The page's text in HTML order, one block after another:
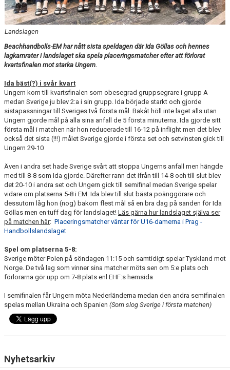
HANDBOLL PLAY
Landslagen
Beachhandbolls-EM har nått sista speldagen där Ida Göllas och hennes
lagkamrater i landslaget ska spela placeringsmatcher efter att förlorat
kvartsfinalen mot starka Ungern.
Ida bäst(?) i svår kvart
Ungern kom till kvartsfinalen som obesegrad gruppsegrare i grupp A
medan Sverige ju blev 2:a i sin grupp. Ida började starkt och gjorde
sistapassningar till Sveriges två första mål. Bakåt höll inte laget alls utan
Ungern gjorde mål på alla sina anfall de 5 första minuterna. Ida gjorde sitt
första mål i matchen när hon reducerade till 16-12 på inflight men det blev
också det sista (!!!) målet Sverige gjorde i första set och setvinsten gick till
Ungern 29-10
Även i andra set hade Sverige svårt att stoppa Ungerns anfall men hängde
med till 8-8 som Ida gjorde. Därefter rann det ifrån till 14-8 och till slut blev
det 20-10 i andra set och Ungern gick till semifinal medan Sverige spelar
vidare om platserna 5-8 i EM. Ida blev till slut bästa poänggörare och
dessutom låg hon (nog) bakom flest mål så en bra dag på sanden för Ida
Göllas men en tuff dag för landslaget! Läs gärna hur landslaget själva ser
på matchen här: Placeringsmatcher väntar för U16-damerna i Prag -
Handbollslandslaget
Spel om platserna 5-8:
Sverige möter Polen på söndagen 11:15 och samtidigt spelar Tyskland mot
Norge. De två lag som vinner sina matcher möts sen om 5:e plats och
förlorarna gör upp om 7-8 plats enl EHF:s hemsida
I semifinalen får Ungern möta Nederländerna medan den andra semifinalen
spelas mellan Ukraina och Spanien (Som slog Sverige i första matchen)
Nyhetsarkiv